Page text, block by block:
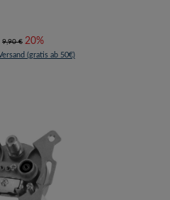
Regulärer Preis:
9,90 € 20%
(gratis ab 50€)